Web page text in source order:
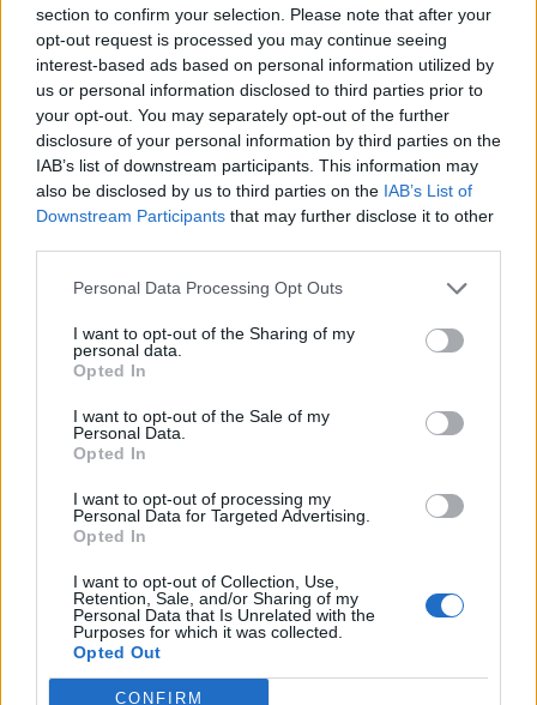
section to confirm your selection. Please note that after your
opt-out request is processed you may continue seeing
interest-based ads based on personal information utilized by
us or personal information disclosed to third parties prior to
your opt-out. You may separately opt-out of the further
disclosure of your personal information by third parties on the
IAB’s list of downstream participants. This information may
also be disclosed by us to third parties on the IAB’s List of
Downstream Participants that may further disclose it to other
Personal Data Processing Opt Outs
I want to opt-out of the Sharing of my
personal data.
Opted In
I want to opt-out of the Sale of my
Personal Data.
Opted In
I want to opt-out of processing my
Personal Data for Targeted Advertising.
Opted In
I want to opt-out of Collection, Use,
Retention, Sale, and/or Sharing of my
Personal Data that Is Unrelated with the
Purposes for which it was collected.
Opted Out
CONFIRM
Per TIM l’operazione contribuisce al piano di rifinanziamento del
debito che scadrà nel 2022.
CONDIVIDI QUESTO ARTICOLO:
E-mail LinkedIn Facebook
Mastodon
WhatsApp Stampa
LE MIGLIORI OFFERTE AMAZON